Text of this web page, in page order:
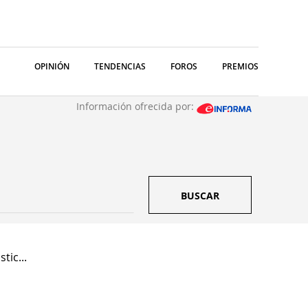
OPINIÓN TENDENCIAS FOROS PREMIOS
Información ofrecida por:
BUSCAR